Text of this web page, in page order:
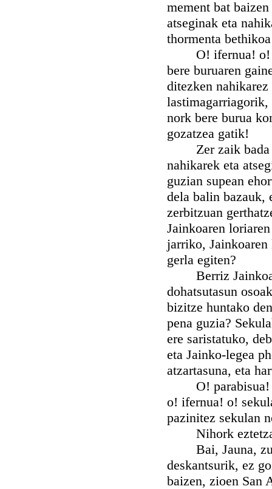
mement bat
atseginak eta
thormenta
O! ifernua! o!
bere buruaren
ditezken
lastimagarriagorik,
nork bere burua
gozatzea gatik!
Zer zaik bada
nahikarek eta
guzian supean
dela balin bazauk,
zerbitzuan
Jainkoaren
jarriko,
gerla egiten?
Berriz
dohatsutasun
bizitze huntako
pena guzia?
ere saristatuko,
eta Jainko-legea
atzartasuna, eta
O! parabisua! o!
o! ifernua! o!
pazinitez sekulan
Nihork
Bai, Jauna,
deskantsurik, ez
baizen, zioen San